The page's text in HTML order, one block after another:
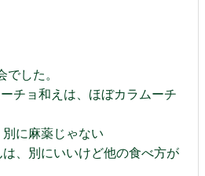
した。
チョ和えは、ほぼカラムーチ
に麻薬じゃない
、別にいいけど他の食べ方が